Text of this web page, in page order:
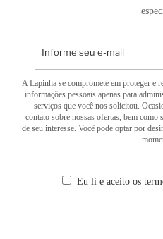
A Lapinha se compromete em proteger e
informações pessoais apenas para
serviços que você nos solicitou.
contato sobre nossas ofertas, bem como
de seu interesse. Você pode optar por
Eu li e aceito os